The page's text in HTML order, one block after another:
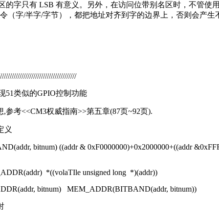
只有 LSB 有意义。另外，在访问位带别名区时，不管使
（字/半字/字节），都把地址对齐到字的边界上，否则会产生
51类似的GPIO控制功能
,参考<<CM3权威指南>>第五章(87页~92页).
义
bitnum) ((addr & 0xF0000000)+0x2000000+((addr
*((volaTIle unsigned long *)(addr))
bitnum) MEM_ADDR(BITBAND(addr, bitnum))